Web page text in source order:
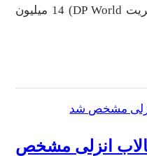
امارات متحده عربی (تحت مدیریت DP World) 14 میلیون
انزلی مشخص